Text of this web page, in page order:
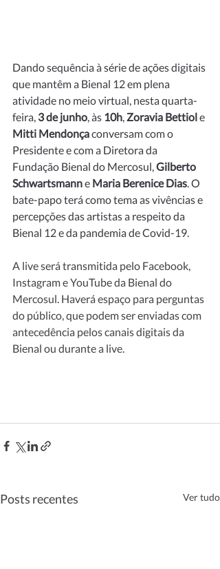
Dando sequência à série de ações digitais
que mantêm a Bienal 12 em plena
atividade no meio virtual, nesta quarta-
feira, 3 de junho , às 10h Zoravia Bettiole
Mitti Mendonça conversam com o
Presidente e com a Diretora da
Fundação Bienal do Mercosul, Gilberto
Schwartsmanne Maria Berenice Dias . O
bate-papo terá como tema as vivências e
percepções das artistas a respeito da
Bienal 12 e da pandemia de Covid-19.
A live será transmitida pelo Facebook,
Instagram e YouTube da Bienal do
Mercosul. Haverá espaço para perguntas
do público, que podem ser enviadas com
antecedência pelos canais digitais da
Bienal ou durante a live.
Posts recentes Ver tudo